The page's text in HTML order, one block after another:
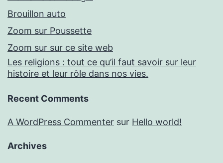
Brouillon auto
Zoom sur Poussette
Zoom sur sur ce site web
Les religions : tout ce qu’il faut savoir sur leur
histoire et leur rôle dans nos vies.
Recent Comments
A WordPress Commenter sur Hello world!
Archives